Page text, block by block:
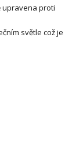
upravena proti
světle což je